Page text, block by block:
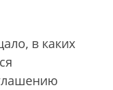
в каких